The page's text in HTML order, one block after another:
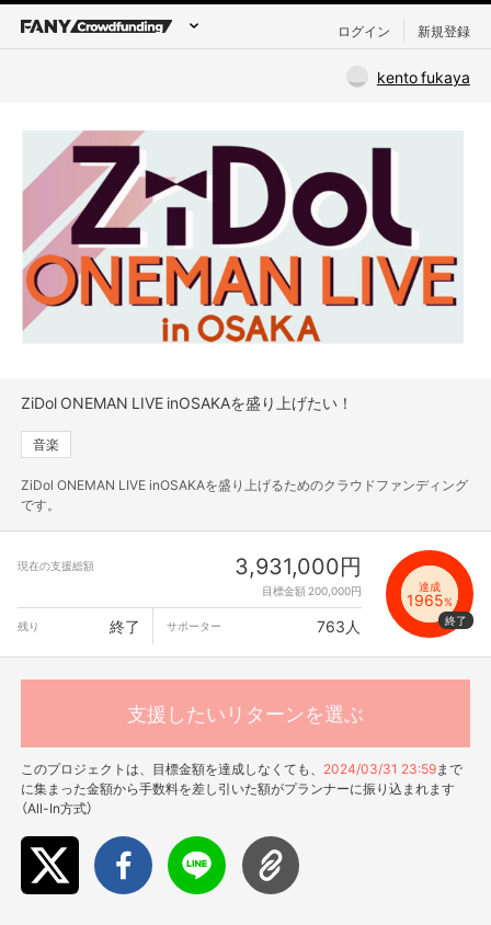
ログイン 新規登録
kento fukaya
ZiDol ONEMAN LIVE inOSAKAを盛り上げたい！
音楽
ZiDol ONEMAN LIVE inOSAKAを盛り上げるためのクラウドファンディング
です。
現在の支援総額 3,931,000円
目標金額 200,000円 達成
1965%
残り
終了 サポーター 763人
支援したいリターンを選ぶ
このプロジェクトは、目標金額を達成しなくても、 2024/03/31 23:59まで
に集まった金額から手数料を差し引いた額がプランナーに振り込まれます
（All-In方式）